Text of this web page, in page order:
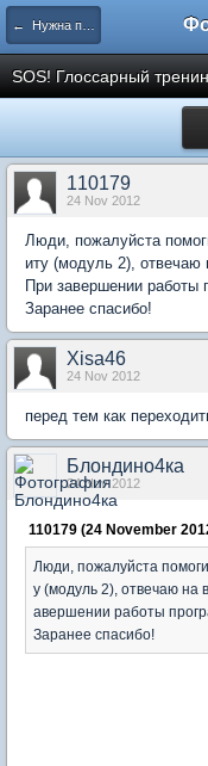
← Нужна помощь
SOS! Глоссарный
110179
24 Nov 2012
Люди, пожалуйста
иту (модуль 2), отвечаю
При завершении работы
Заранее спасибо!
Xisa46
24 Nov 2012
перед тем как
Блондино4ка
24 Nov 2012
110179 (24 November
Люди, пожалуйста
у (модуль 2), отвечаю на
авершении работы
Заранее спасибо!